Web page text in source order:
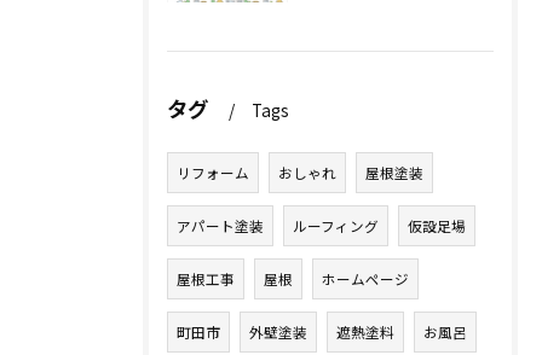
タグ Tags
リフォーム おしゃれ 屋根塗装
アパート塗装 ルーフィング 仮設足場
屋根工事 屋根 ホームページ
町田市 外壁塗装 遮熱塗料 お風呂